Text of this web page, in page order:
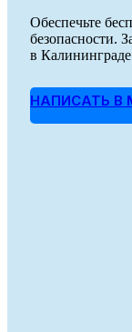
Обеспечьте
безопасности.
в Калининграде
НАПИСАТЬ В